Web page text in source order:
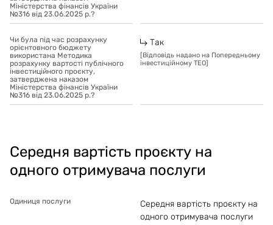
Міністерства фінансів України
№316 від 23.06.2025 р.?
Чи була під час розрахунку
орієнтовного бюджету
використана Методика
розрахунку вартості публічного
інвестиційного проєкту,
затверджена наказом
Міністерства фінансів України
№316 від 23.06.2025 р.?
Так
[Відповідь надано на Попередньому
інвестиційному ТЕО]
Середня вартість проєкту на
одного отримувача послуги
Одиниця послуги
Середня вартість проєкту на
одного отримувача послуги